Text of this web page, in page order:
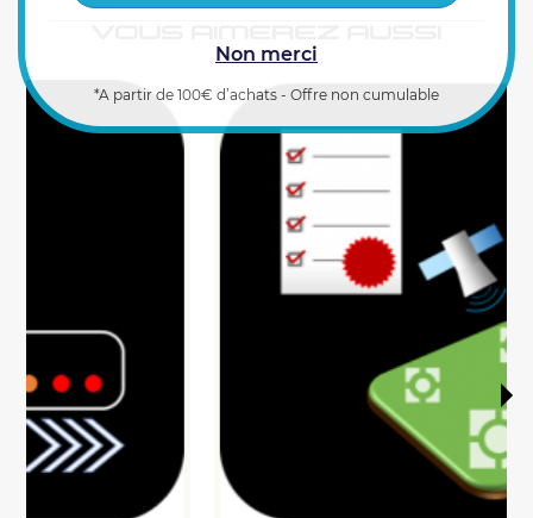
Non merci
*A partir de 100€ d’achats - Offre non cumulable